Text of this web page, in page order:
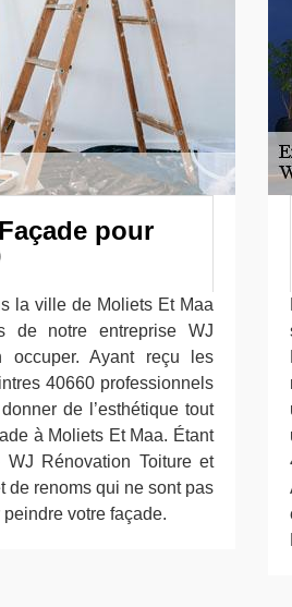
pour
la ville de Moliets Et Maa
de notre entreprise WJ
occuper. Ayant reçu les
40660 professionnels
de l’esthétique tout
à Moliets Et Maa. Étant
Rénovation Toiture et
de renoms qui ne sont pas
votre façade.